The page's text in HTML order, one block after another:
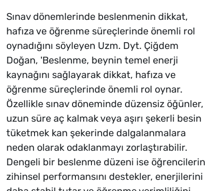
Sınav dönemlerinde beslenmenin dikkat,
hafıza ve öğrenme süreçlerinde önemli rol
oynadığını söyleyen Uzm. Dyt. Çiğdem
Doğan, 'Beslenme, beynin temel enerji
kaynağını sağlayarak dikkat, hafıza ve
öğrenme süreçlerinde önemli rol oynar.
Özellikle sınav döneminde düzensiz öğünler,
uzun süre aç kalmak veya aşırı şekerli besin
tüketmek kan şekerinde dalgalanmalara
neden olarak odaklanmayı zorlaştırabilir.
Dengeli bir beslenme düzeni ise öğrencilerin
zihinsel performansını destekler, enerjilerini